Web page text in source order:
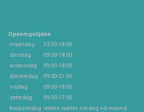
Openingstijden
maandag
13:00-18:00
dinsdag
09:00-18:00
woensdag
09:00-18:00
donderdag
09:00-21:00
vrijdag
09:00-18:00
zaterdag
09:00-17:00
koopzondag iedere laatste zondag vd maand